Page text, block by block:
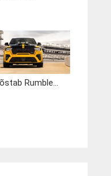
Rumble...